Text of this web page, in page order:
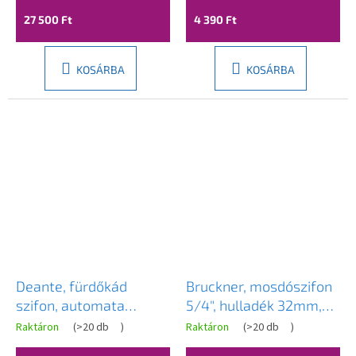
rózsaszín-arany, REA-
27 500 Ft
KOSÁRBA
4 390 Ft
KOSÁRBA
Deante, fürdőkád
szifon, automata
ClickClack, arany matt,
DEA-NHC_R57B
Raktáron (>20 db )
Bruckner, mosdószifon
5/4", hulladék 32mm,
fehér, 151.111.0
Raktáron (>20 db )